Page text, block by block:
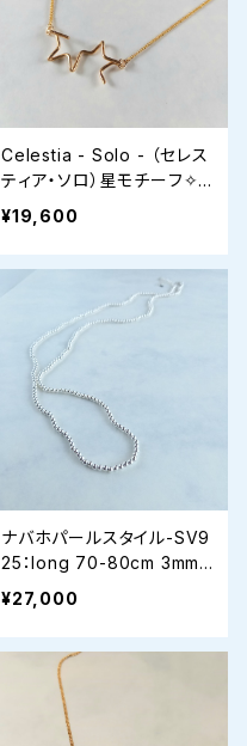
Celestia - Solo - （セレス
ティア・ソロ）星モチーフ✧
スライドアジャスターネック
レス
¥19,600
ナバホパールスタイル-SV9
25：long 70-80cm 3mm
ボールチェーンネックレス
¥27,000